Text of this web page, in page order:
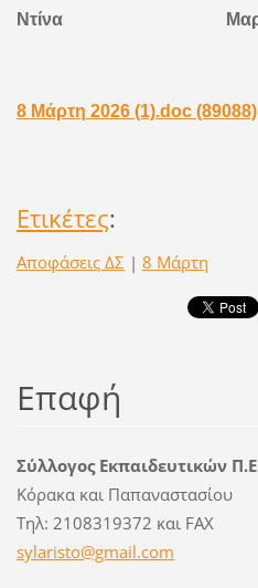
Ντίνα Μαρούτας
8 Μάρτη 2026 (1).doc (89088)
Ετικέτες:
Αποφάσεις ΔΣ | 8 Μάρτη
Επαφή
Σύλλογος Εκπαιδευτικών
Κόρακα και Παπαναστασίου
Τηλ: 2108319372 και FAX
sylaristo@gmail.com